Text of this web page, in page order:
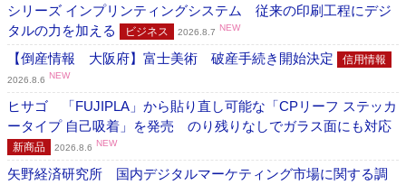
シリーズ インプリンティングシステム 従来の印刷工程にデジ
タルの力を加える
ビジネス 2026.8.7 NEW
【倒産情報 大阪府】富士美術 破産手続き開始決定 信用情報
2026.8.6 NEW
ヒサゴ 「FUJIPLA」から貼り直し可能な「CPリーフ ステッカ
ータイプ 自己吸着」を発売 のり残りなしでガラス面にも対応
新商品 2026.8.6 NEW
矢野経済研究所 国内デジタルマーケティング市場に関する調